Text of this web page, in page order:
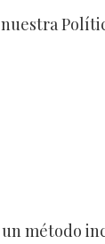
método